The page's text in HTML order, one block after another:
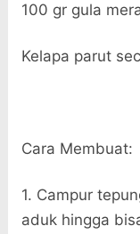
100 gr gula
Kelapa parut
Cara Membuat:
1. Campur
aduk hingga